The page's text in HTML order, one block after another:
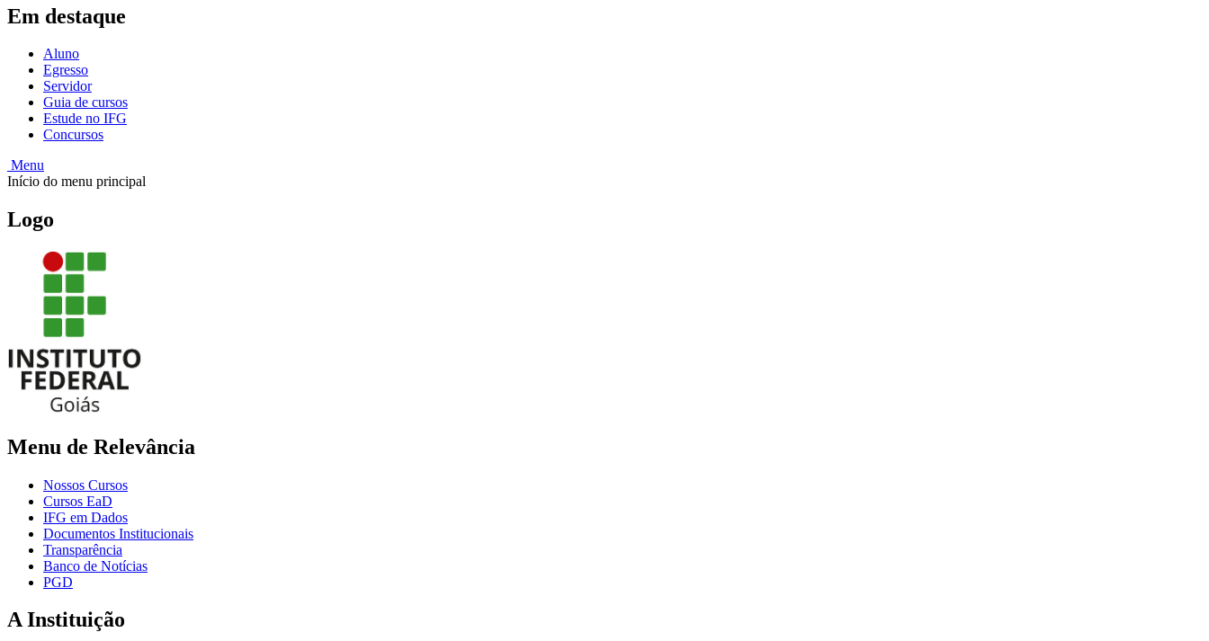
Em destaque
Aluno
Egresso
Servidor
Guia de cursos
Estude no IFG
Concursos
Menu
Início do menu principal
Logo
Menu de Relevância
Nossos Cursos
Cursos EaD
IFG em Dados
Documentos Institucionais
Transparência
Banco de Notícias
PGD
A Instituição